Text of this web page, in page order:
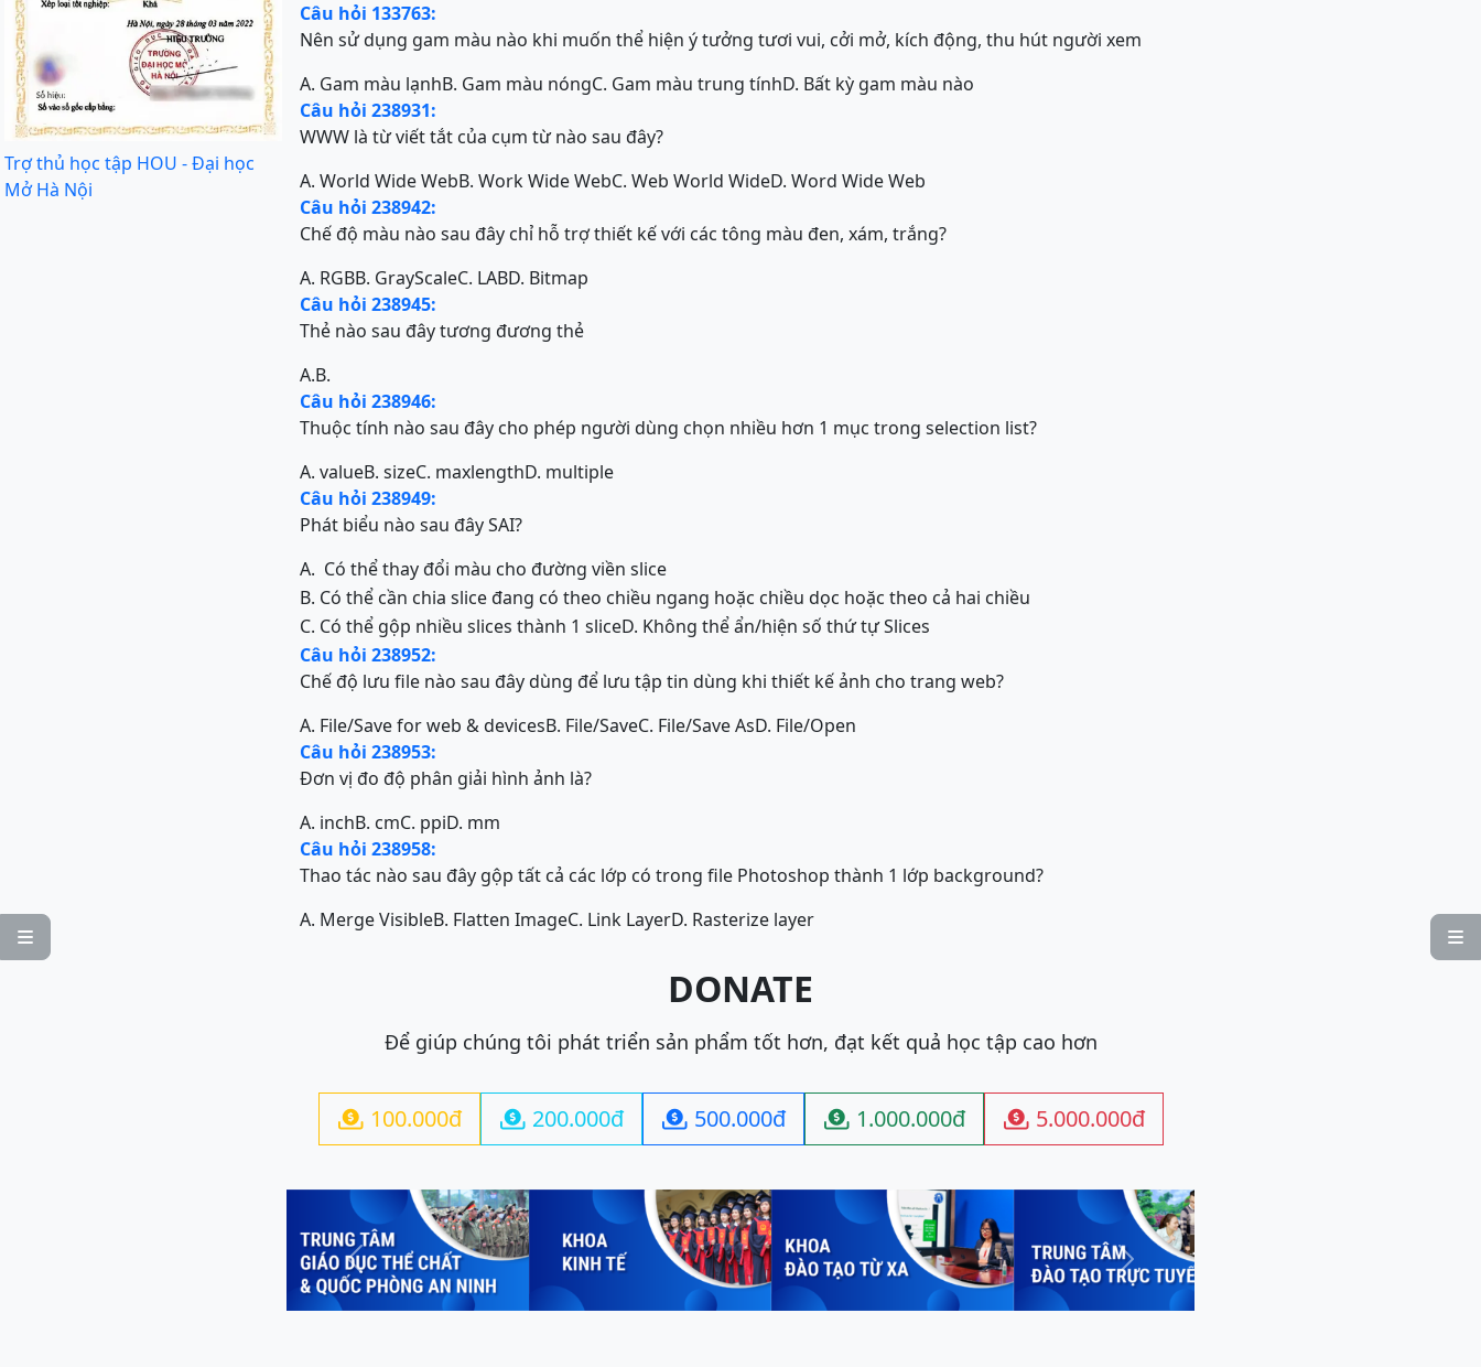


Trợ thủ học tập HOU - Đại học
Mở Hà Nội
Câu hỏi 133763:
Nên sử dụng gam màu nào khi muốn thể hiện ý tưởng tươi vui, cởi mở, kích động, thu hút người xem
A. Gam màu lạnhB. Gam màu nóngC. Gam màu trung tínhD. Bất kỳ gam màu nào
Câu hỏi 238931:
WWW là từ viết tắt của cụm từ nào sau đây?
A. World Wide WebB. Work Wide WebC. Web World WideD. Word Wide Web
Câu hỏi 238942:
Chế độ màu nào sau đây chỉ hỗ trợ thiết kế với các tông màu đen, xám, trắng?
A. RGBB. GrayScaleC. LABD. Bitmap
Câu hỏi 238945:
Thẻ nào sau đây tương đương thẻ
A.B.
Câu hỏi 238946:
Thuộc tính nào sau đây cho phép người dùng chọn nhiều hơn 1 mục trong selection list?
A. valueB. sizeC. maxlengthD. multiple
Câu hỏi 238949:
Phát biểu nào sau đây SAI?
A. Có thể thay đổi màu cho đường viền slice
B. Có thể cần chia slice đang có theo chiều ngang hoặc chiều dọc hoặc theo cả hai chiều
C. Có thể gộp nhiều slices thành 1 sliceD. Không thể ẩn/hiện số thứ tự Slices
Câu hỏi 238952:
Chế độ lưu file nào sau đây dùng để lưu tập tin dùng khi thiết kế ảnh cho trang web?
A. File/Save for web & devicesB. File/SaveC. File/Save AsD. File/Open
Câu hỏi 238953:
Đơn vị đo độ phân giải hình ảnh là?
A. inchB. cmC. ppiD. mm
Câu hỏi 238958:
Thao tác nào sau đây gộp tất cả các lớp có trong file Photoshop thành 1 lớp background?
A. Merge VisibleB. Flatten ImageC. Link LayerD. Rasterize layer
DONATE
Để giúp chúng tôi phát triển sản phẩm tốt hơn, đạt kết quả học tập cao hơn
 100.000đ  200.000đ  500.000đ  1.000.000đ  5.000.000đ
Previous Next